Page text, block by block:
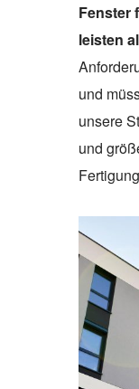
Fenster
leisten
und
unsere
und